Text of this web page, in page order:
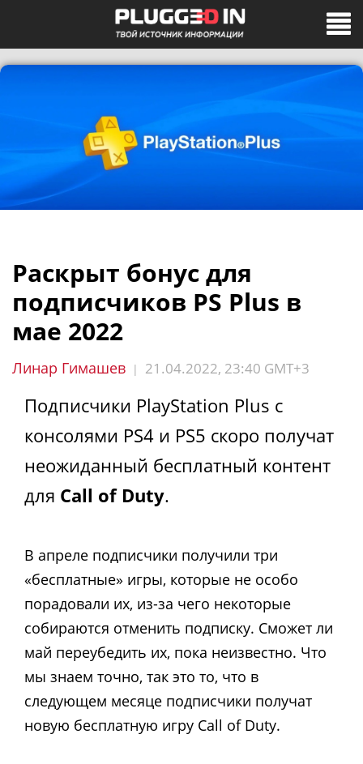
Раскрыт бонус для
подписчиков PS Plus в
мае 2022
Линар Гимашев | 21.04.2022, 23:40 GMT+3
Подписчики PlayStation Plus с
консолями PS4 и PS5 скоро получат
неожиданный бесплатный контент
для Call of Duty.
В апреле подписчики получили три
«бесплатные» игры, которые не особо
порадовали их, из-за чего некоторые
собираются отменить подписку. Сможет ли
май переубедить их, пока неизвестно. Что
мы знаем точно, так это то, что в
следующем месяце подписчики получат
новую бесплатную игру Call of Duty.